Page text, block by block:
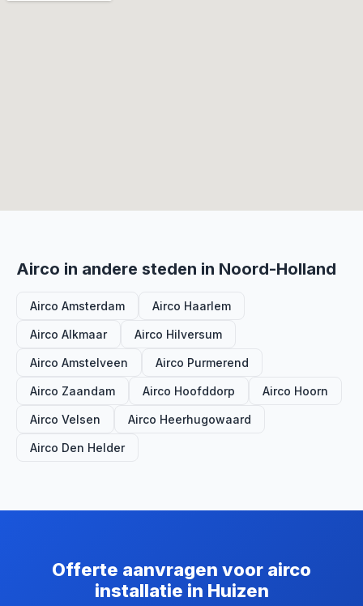
Airco in andere steden in Noord-Holland
Airco Amsterdam Airco Haarlem
Airco Alkmaar Airco Hilversum
Airco Amstelveen Airco Purmerend
Airco Zaandam Airco Hoofddorp Airco Hoorn
Airco Velsen Airco Heerhugowaard
Airco Den Helder
Offerte aanvragen voor airco
installatie in Huizen